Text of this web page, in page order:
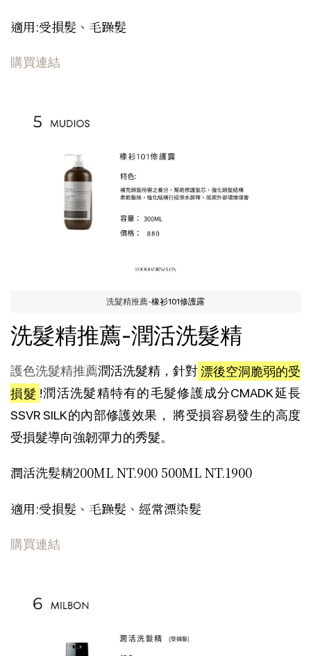
適用:受損髮、毛躁髮
購買連結
洗髮精推薦-橡衫101修護露
洗髮精推薦-潤活洗髮精
護色洗髮精推薦潤活洗髮精，針對漂後空洞脆弱的受
損髮 !潤活洗髮精特有的毛髮修護成分CMADK延長
SSVR SILK的內部修護效果， 將受損容易發生的高度
受損髮導向強韌彈力的秀髮。
潤活洗髮精200ML NT.900 500ML NT.1900
適用:受損髮、毛躁髮、經常漂染髮
購買連結